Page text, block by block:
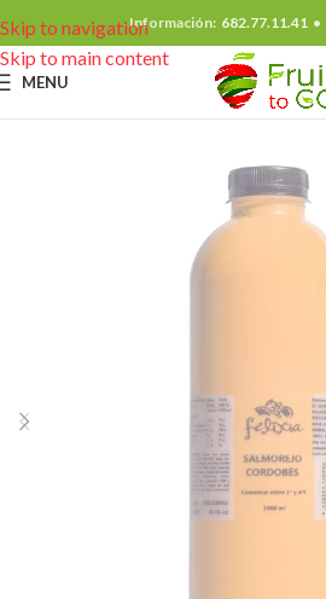
Skip to navigation
Skip to main content
Información: 682.77.11.41•
MENU